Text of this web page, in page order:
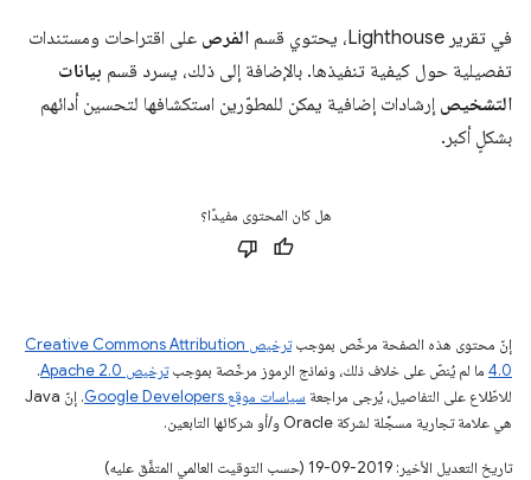
في تقرير Lighthouse، يحتوي قسم الفرص على اقتراحات ومستندات
تفصيلية حول كيفية تنفيذها. بالإضافة إلى ذلك، يسرد قسم بيانات
التشخيص إرشادات إضافية يمكن للمطوّرين استكشافها لتحسين أدائهم
بشكلٍ أكبر.
هل كان المحتوى مفيدًا؟
إنّ محتوى هذه الصفحة مرخّص بموجب
ترخيص Creative Commons Attribution
4.0‏ ما لم يُنصّ على خلاف ذلك، ونماذج الرموز مرخّصة بموجبترخيص Apache 2.0‏
.
للاطّلاع على التفاصيل، يُرجى مراجعة سياسات موقع Google Developers‏
. إنّ Java
هي علامة تجارية مسجَّلة لشركة Oracle و/أو شركائها التابعين.
تاريخ التعديل الأخير: 2019-09-19 (حسب التوقيت العالمي المتفَّق عليه)